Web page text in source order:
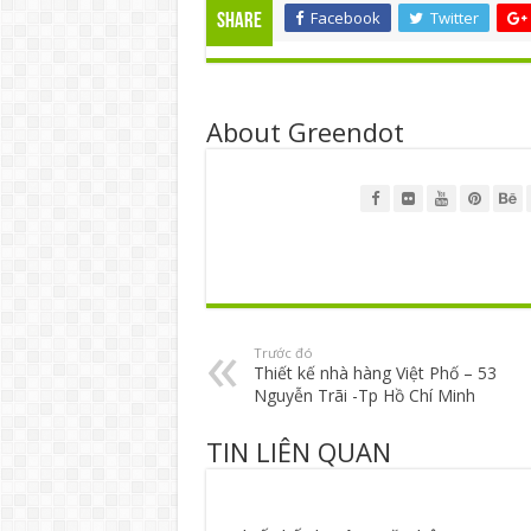
Share Facebook Twitter
About Greendot
Trước đó
Thiết kế nhà hàng Việt Phố – 53
Nguyễn Trãi -Tp Hồ Chí Minh
TIN LIÊN QUAN